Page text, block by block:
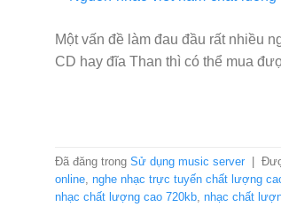
Một vấn đề làm đau đầu rất nhiều
CD hay đĩa Than thì có thể mua
Đã đăng trong Sử dụng music server
online, nghe nhạc trực tuyến chất lượng
nhạc chất lượng cao 720kb, nhạc chất